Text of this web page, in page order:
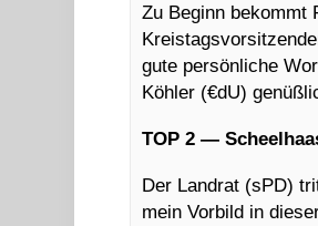
Zu Beginn bekommt
gute persönliche
Köhler (€dU)
TOP 2—
Der Landrat (sPD)
mein Vorbild in